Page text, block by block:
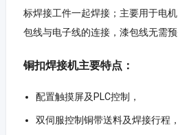
标焊接工件一起焊接；主要用于电
包线与电子线的连接，漆包线无需预
铜扣焊接机主要特点：
配置触摸屏及PLC控制，
双伺服控制铜带送料及焊接行程，